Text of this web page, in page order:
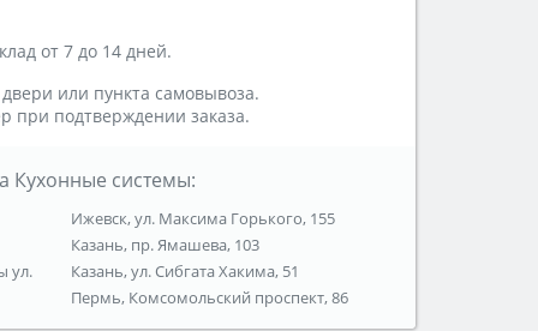
от 7 до 14 дней.
или пункта самовывоза.
при подтверждении заказа.
Кухонные системы:
ул.
Ижевск, ул. Максима Горького, 155
Казань, пр. Ямашева, 103
Казань, ул. Сибгата Хакима, 51
Пермь, Комсомольский проспект, 86